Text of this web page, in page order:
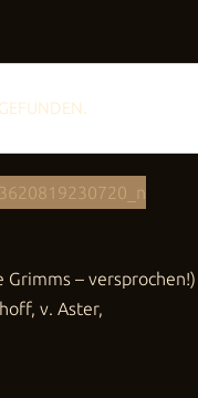
– versprochen!)
v. Aster,